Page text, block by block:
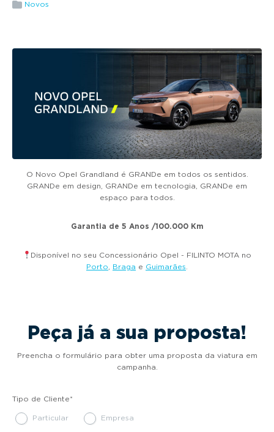
g
i
Novos
O Novo Opel Grandland é GRANDe em todos os sentidos.
GRANDe em design, GRANDe em tecnologia, GRANDe em
espaço para todos.
Garantia de 5 Anos /100.000 Km
Disponível no seu Concessionário Opel - FILINTO MOTA no
Porto, Braga e Guimarães.
Peça já a sua proposta!
Preencha o formulário para obter uma proposta da viatura em
campanha.
Tipo de Cliente*
Particular Empresa